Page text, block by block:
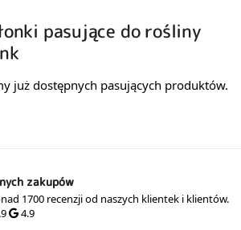
pasujące do rośliny
zakupów
1700 recenzji od naszych klientek i klientów.
4.9